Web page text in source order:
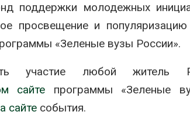
поддержки молодежных
просвещение и
«Зеленые вузы России».
участие любой житель
сайте программы «Зеленые
сайте события.